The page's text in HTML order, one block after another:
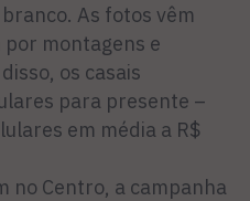
As fotos vêm
montagens e
os casais
para presente –
em média a R$
no Centro, a campanha